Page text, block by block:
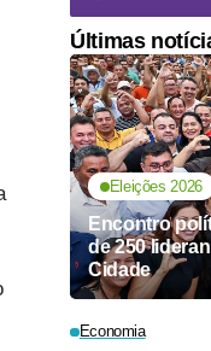
Últimas
Eleições 2026
Encontro
de 250
Cidade
Economia